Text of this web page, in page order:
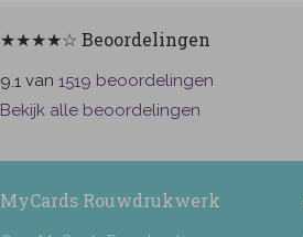
★★★★☆ Beoordelingen
9.1 van 1519 beoordelingen
Bekijk alle beoordelingen
MyCards Rouwdrukwerk